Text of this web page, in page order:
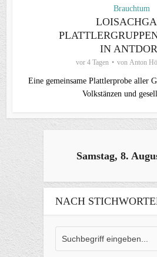
Brauchtum
IN
vor 4 Tagen von Anton
Eine gemeinsame Plattlerprobe aller
Volkstänzen und
Samstag, 8.
NACH